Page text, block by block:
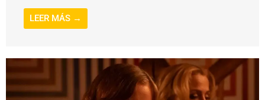
LEER MÁS →